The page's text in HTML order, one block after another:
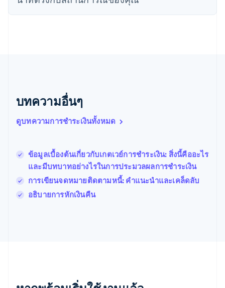
บทความอื่นๆ
ดูบทความการชำระเงินทั้งหมด
ข้อมูลเบื้องต้นเกี่ยวกับเกตเวย์การชําระเงิน: สิ่งนี้คืออะไร
และมีบทบาทอย่างไรในการประมวลผลการชําระเงิน
การเขียนจดหมายติดตามหนี้: คําแนะนําและเคล็ดลับ
อธิบายการหักเงินคืน
NederlandsEnglish
บราซิล
โปแลนด์
English
ฝรั่งเศส
Svenska
มอลตา
English
มาเลเซีย
English
เม็กซิโก
ลักเซมเบิร์ก